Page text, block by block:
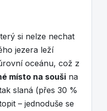
si nelze nechat
jezera leží
oceánu, což z
místo na souši na
slaná (přes 30 %
– jednoduše se